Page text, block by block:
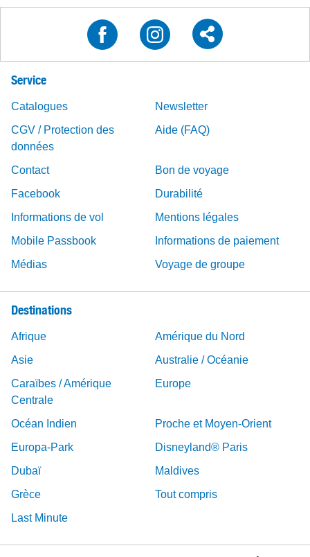
Service
Catalogues
Newsletter
CGV / Protection des
données
Aide (FAQ)
Contact
Bon de voyage
Facebook
Durabilité
Informations de vol
Mentions légales
Mobile Passbook
Informations de paiement
Médias
Voyage de groupe
Destinations
Afrique
Amérique du Nord
Asie
Australie / Océanie
Caraïbes / Amérique
Centrale
Europe
Océan Indien
Proche et Moyen-Orient
Europa-Park
Disneyland® Paris
Dubaï
Maldives
Grèce
Tout compris
Last Minute